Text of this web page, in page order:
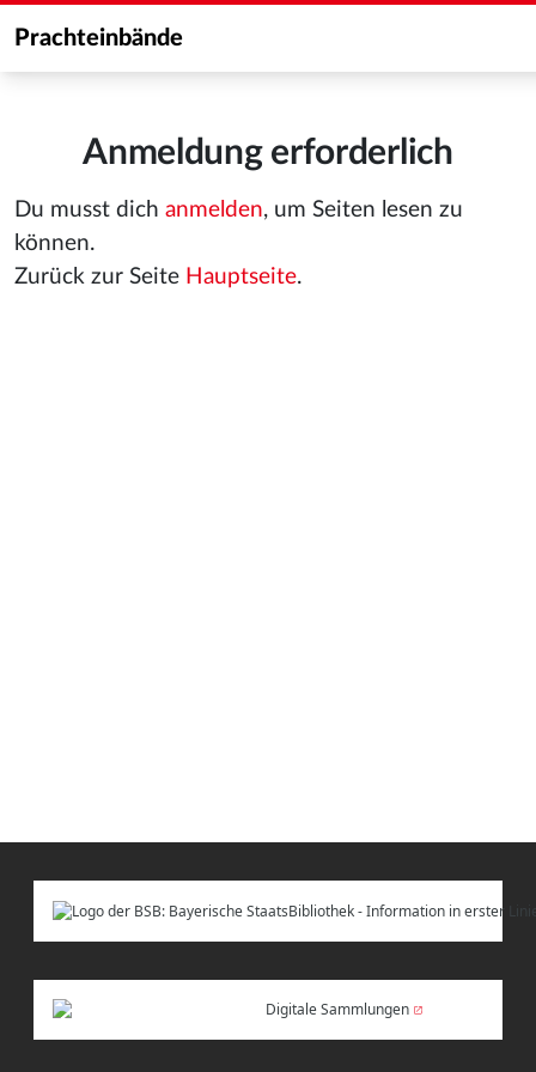
Prachteinbände
Anmeldung erforderlich
Du musst dich anmelden, um Seiten lesen zu
können.
Zurück zur Seite Hauptseite.
Digitale Sammlungen